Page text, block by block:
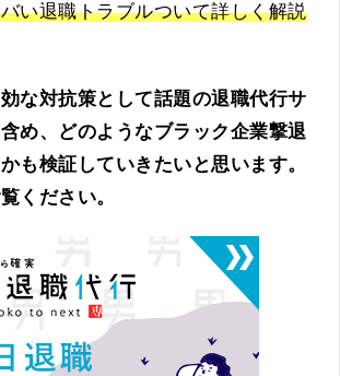
い退職トラブルついて詳しく解説
な対抗策として話題の退職代行サ
め、どのようなブラック企業撃退
も検証していきたいと思います。
ください。